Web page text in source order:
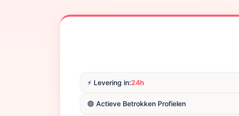
⚡️ Levering in:24h
🟢 Actieve Betrokken Profielen